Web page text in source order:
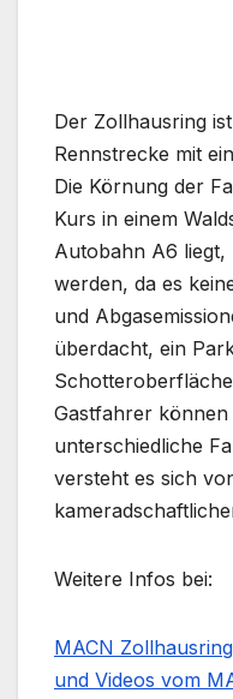
Der Zollhausring
Rennstrecke mit
Die Körnung der
Kurs in einem
Autobahn A6
werden, da es
und
überdacht, ein
Gastfahrer
unterschiedliche
versteht es sich
Weitere Infos bei:
MACN
und Videos vom